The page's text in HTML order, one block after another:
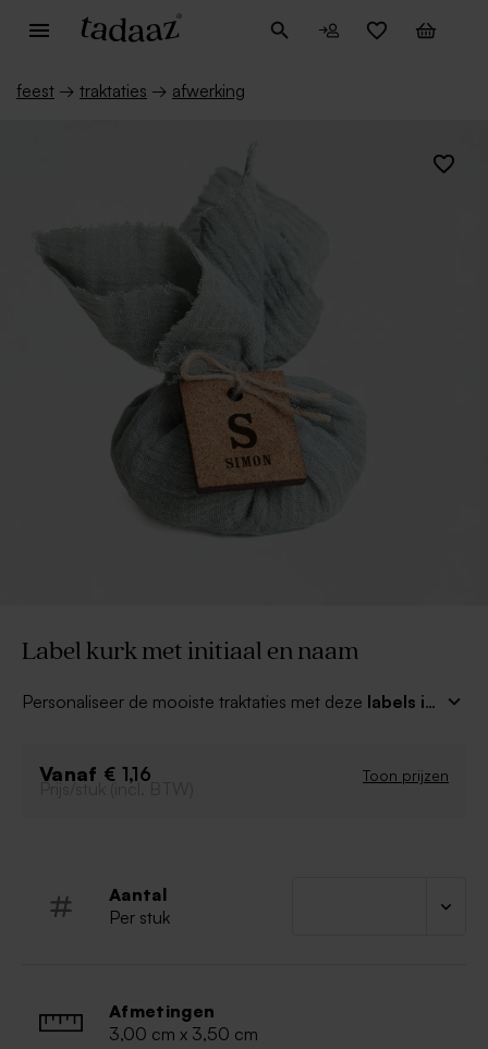
feest → traktaties → afwerking
Label kurk met initiaal en naam
Personaliseer de mooiste traktaties met deze labels in
prachtige afwerking. Het label kan om het bedankje
Vanaf € 1,16 Toon prijzen
Prijs/stuk (incl. BTW)
Aantal
Per stuk
Afmetingen
3,00 cm x 3,50 cm